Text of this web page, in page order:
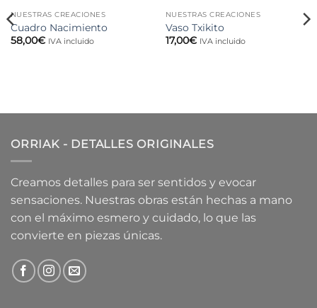
NUESTRAS CREACIONES
Cuadro Nacimiento
58,00€ IVA incluido
NUESTRAS CREACIONES
Vaso Txikito
17,00€ IVA incluido
ORRIAK - DETALLES ORIGINALES
Creamos detalles para ser sentidos y evocar
sensaciones. Nuestras obras están hechas a mano
con el máximo esmero y cuidado, lo que las
convierte en piezas únicas.